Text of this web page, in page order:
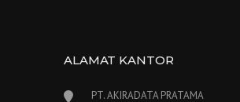
ALAMAT KANTOR
PT. AKIRADATA PRATAMA